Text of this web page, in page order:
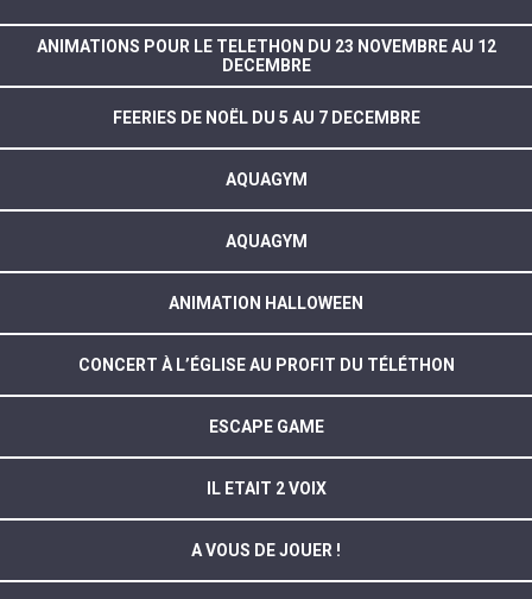
ANIMATIONS POUR LE TELETHON DU 23 NOVEMBRE AU 12
DECEMBRE
FEERIES DE NOËL DU 5 AU 7 DECEMBRE
AQUAGYM
AQUAGYM
ANIMATION HALLOWEEN
CONCERT À L’ÉGLISE AU PROFIT DU TÉLÉTHON
ESCAPE GAME
IL ETAIT 2 VOIX
A VOUS DE JOUER !